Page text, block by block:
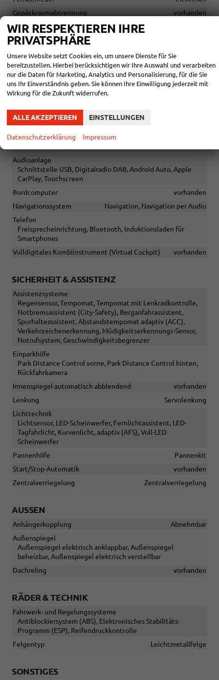
Gepäckraumabtrennung
vorhanden
Klimatisierung
Lenkrad
Schaltwippen
Sitze
Isofix (Kindersitzbefestigung), Rücksitzbank hinten geteilt,
Sitzheizung, Isofix Beifahrersitz, Umklappbarer Beifahrersitz
Sitze: Verstellbarkeit
Höhenverstellbarer Fahrersitz
Audioanlage
Schnittstelle USB, Digitalradio DAB, Android Auto, Apple
CarPlay, Touchscreen
Bordcomputer
vorhanden
Navigationssystem
Navigation, Navigation per Audio
Telefon
Freisprecheinrichtung, Bluetooth, Induktionsladen für
Smartphones
Volldigitales Kombiinstrument (Virtual Cockpit)
vorhanden
SICHERHEIT & ASSISTENZ
Assistenzsysteme
Regensensor, Tempomat, Tempomat mit Lenkradkontrolle,
Notbremsassistent (City-Safety), Berganfahrassistent,
Spurhalteassistent, Abstandstempomat adaptiv (ACC),
Verkehrzeichenerkennung, Müdigkeitserkennungs-Sensor,
Notrufsystem, Geschwindigkeitsbegrenzer
Einparkhilfe
Park Distance Control vorne, Park Distance Control hinten,
Rückfahrkamera
Innenspiegel automatisch abblendend
vorhanden
Lenkung
Servolenkung
Lichttechnik
Lichtsensor, LED-Scheinwerfer, Fernlichtassistent, LED-
Tagfahrlicht, Kurvenlicht, adaptiv (AFS), Voll-LED
Scheinwerfer
Pannenhilfe
Pannenkit
Start/Stop-Automatik
vorhanden
Zentralverriegelung
Zentralverriegelung
AUSSEN
Anhängerkupplung
Abnehmbar
Außenspiegel
Außenspiegel elektrisch anklappbar, Außenspiegel
beheizbar, Außenspiegel elektrisch verstellbar
Dachreling
vorhanden
RÄDER & TECHNIK
Fahrwerk- und Regelungssysteme
Antiblockiersystem (ABS), Elektronisches Stabilitäts-
Programm (ESP), Reifendruckkontrolle
Felgentyp
Leichtmetallfelge
SONSTIGES
WIR RESPEKTIEREN IHRE
PRIVATSPHÄRE
Unsere Website setzt Cookies ein, um unsere Dienste für Sie
bereitzustellen. Hierbei berücksichtigen wir Ihre Auswahl und verarbeiten
nur die Daten für Marketing, Analytics und Personalisierung, für die Sie
uns Ihr Einverständnis geben. Sie können Ihre Einwilligung jederzeit mit
Wirkung für die Zukunft widerrufen.
ALLE AKZEPTIEREN EINSTELLUNGEN
Datenschutzerklärung Impressum